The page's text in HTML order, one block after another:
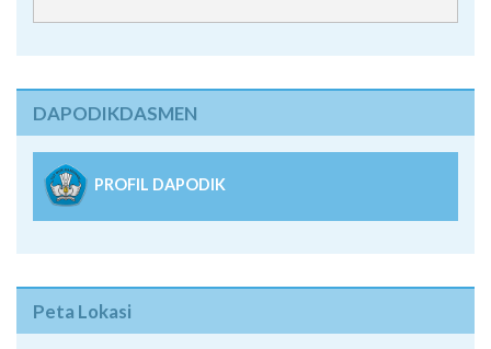
DAPODIKDASMEN
PROFIL DAPODIK
Peta Lokasi